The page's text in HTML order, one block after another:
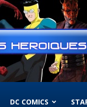
DC COMICS